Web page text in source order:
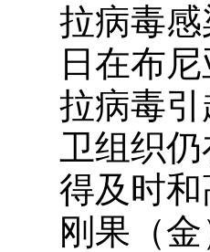
拉病毒
日在布
拉病毒
卫组织
得及时
刚果（